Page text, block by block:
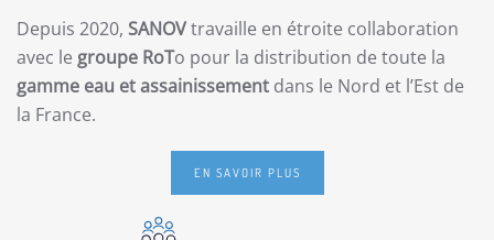
Depuis 2020, SANOVtravaille en étroite collaboration
avec le groupe RoTo pour la distribution de toute la
gamme eau et assainissement dans le Nord et l’Est de
la France.
EN SAVOIR PLUS